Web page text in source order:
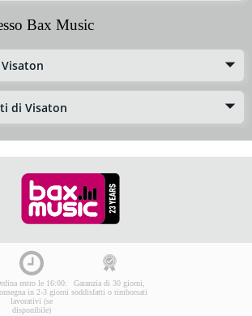
Bax Music
di Visaton
entro le 16:00:
in 2-3 giorni
lavorativi (se
disponibile)
Garanzia di 30 giorni,
soddisfatti o rimborsati